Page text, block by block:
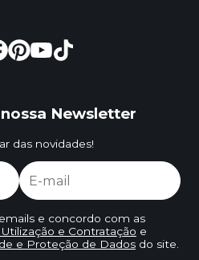
Newsletter
das novidades!
e concordo com as
e Contratação e
e Proteção de Dadosdo site.